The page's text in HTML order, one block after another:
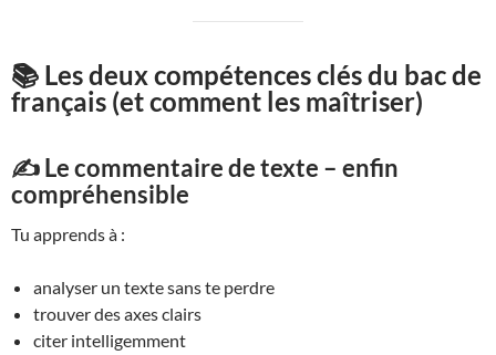
📚 Les deux compétences clés du bac de
français (et comment les maîtriser)
✍️ Le commentaire de texte – enfin
compréhensible
Tu apprends à :
analyser un texte sans te perdre
trouver des axes clairs
citer intelligemment